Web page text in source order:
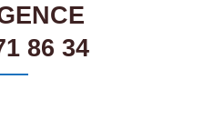
86 34